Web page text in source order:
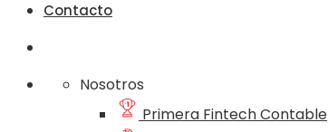
Contacto
Nosotros
Primera Fintech Contable